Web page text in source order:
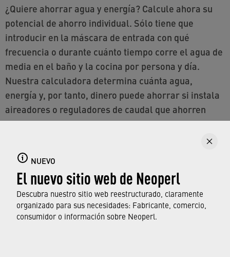
NUEVO
El nuevo sitio web de Neoperl
Descubra nuestro sitio web reestructurado, claramente
organizado para sus necesidades: Fabricante, comercio,
consumidor o información sobre Neoperl.
¿Quiere ahorrar agua y energía? Calcule ahora su
potencial de ahorro individual. Sólo tiene que
introducir en la máscara de entrada con qué
frecuencia o durante cuánto tiempo corre el agua de
media en el baño y la cocina por persona y día.
Nuestra calculadora determina cuánta agua,
energía y, por tanto, dinero puede ahorrar si instala
aireadores o reguladores de caudal que ahorren
agua.